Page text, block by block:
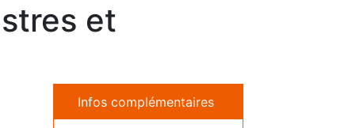
et
Infos complémentaires